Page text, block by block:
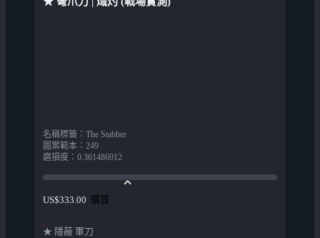
名稱標籤 ： The Stabber
圖案範本 ： 249
磨損度 ： 0.361486912
US$333.00 購買
★ 隱蔽 軍刀